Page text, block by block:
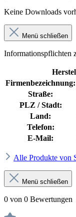
Keine Downloads
Menü schließen
Informationspflichten
Firmenbezeichnung:
Straße:
PLZ / Stadt:
Land:
Telefon:
E-Mail:
Alle Produkte von
Menü schließen
0 von 0 Bewertungen